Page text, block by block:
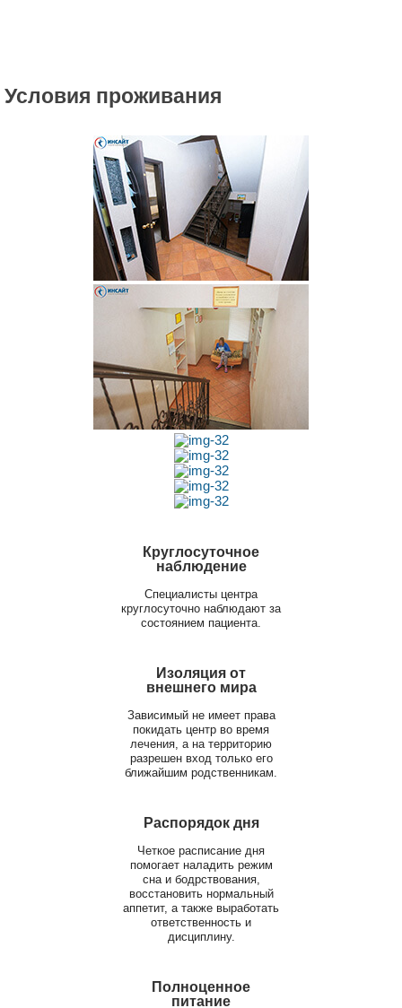
Условия проживания
Круглосуточное
наблюдение
Специалисты центра
круглосуточно наблюдают за
состоянием пациента.
Изоляция от
внешнего мира
Зависимый не имеет права
покидать центр во время
лечения, а на территорию
разрешен вход только его
ближайшим родственникам.
Распорядок дня
Четкое расписание дня
помогает наладить режим
сна и бодрствования,
восстановить нормальный
аппетит, а также выработать
ответственность и
дисциплину.
Полноценное
питание